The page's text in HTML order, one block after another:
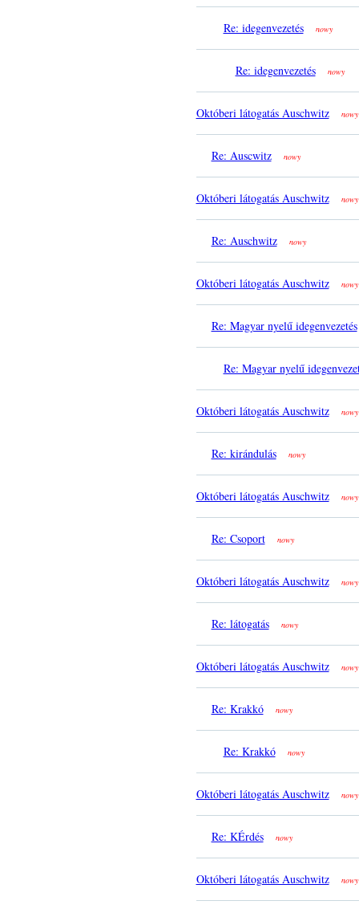
Re: idegenvezetés nowy
Re: idegenvezetés nowy
Októberi látogatás Auschwitz nowy
Re: Auscwitz nowy
Októberi látogatás Auschwitz nowy
Re: Auschwitz nowy
Októberi látogatás Auschwitz nowy
Re: Magyar nyelű idegenvezetés
Re: Magyar nyelű
Októberi látogatás Auschwitz nowy
Re: kirándulás nowy
Októberi látogatás Auschwitz nowy
Re: Csoport nowy
Októberi látogatás Auschwitz nowy
Re: látogatás nowy
Októberi látogatás Auschwitz nowy
Re: Krakkó nowy
Re: Krakkó nowy
Októberi látogatás Auschwitz nowy
Re: KÉrdés nowy
Októberi látogatás Auschwitz nowy